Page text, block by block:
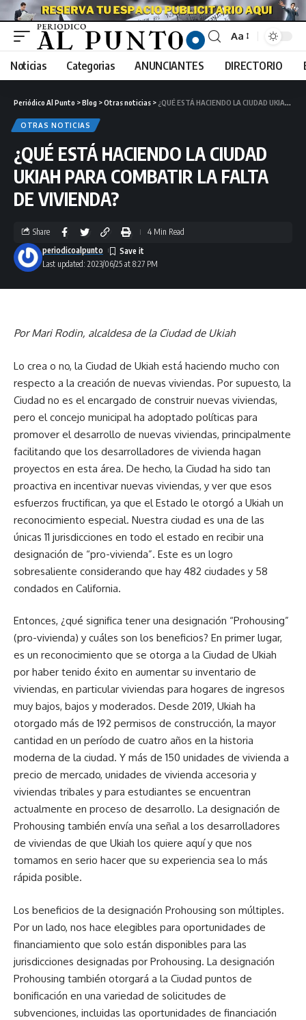
Aa
Noticias Categorias ANUNCIANTES DIRECTORIO
Periódico Al Punto >Blog >Otras noticias > ¿QUÉ ESTÁ HACIENDO LA CIUDAD UKIAH PARA COMBATIR LA FALTA DE VIVIENDA?
OTRAS NOTICIAS
¿QUÉ ESTÁ HACIENDO LA CIUDAD
UKIAH PARA COMBATIR LA FALTA
DE VIVIENDA?
Last updated: 2023/06/25 at 8:27 PM
periodicoalpunto
Share 4 Min Read
Por Mari Rodin, alcaldesa de la Ciudad de Ukiah
Lo crea o no, la Ciudad de Ukiah está haciendo mucho con
respecto a la creación de nuevas viviendas. Por supuesto, la
Ciudad no es el encargado de construir nuevas viviendas,
pero el concejo municipal ha adoptado políticas para
promover el desarrollo de nuevas viviendas, principalmente
facilitando que los desarrolladores de vivienda hagan
proyectos en esta área. De hecho, la Ciudad ha sido tan
proactiva en incentivar nuevas viviendas, y ver que esos
esfuerzos fructifican, ya que el Estado le otorgó a Ukiah un
reconocimiento especial. Nuestra ciudad es una de las
únicas 11 jurisdicciones en todo el estado en recibir una
designación de “pro-vivienda”. Este es un logro
sobresaliente considerando que hay 482 ciudades y 58
condados en California.
Entonces, ¿qué significa tener una designación “Prohousing”
(pro-vivienda) y cuáles son los beneficios? En primer lugar,
es un reconocimiento que se otorga a la Ciudad de Ukiah
por haber tenido éxito en aumentar su inventario de
viviendas, en particular viviendas para hogares de ingresos
muy bajos, bajos y moderados. Desde 2019, Ukiah ha
otorgado más de 192 permisos de construcción, la mayor
cantidad en un período de cuatro años en la historia
moderna de la ciudad. Y más de 150 unidades de vivienda a
precio de mercado, unidades de vivienda accesoria y
viviendas tribales y para estudiantes se encuentran
actualmente en proceso de desarrollo. La designación de
Prohousing también envía una señal a los desarrolladores
de viviendas de que Ukiah los quiere aquí y que nos
tomamos en serio hacer que su experiencia sea lo más
rápida posible.
Los beneficios de la designación Prohousing son múltiples.
Por un lado, nos hace elegibles para oportunidades de
financiamiento que solo están disponibles para las
jurisdicciones designadas por Prohousing. La designación
Prohousing también otorgará a la Ciudad puntos de
bonificación en una variedad de solicitudes de
subvenciones, incluidas las oportunidades de financiación